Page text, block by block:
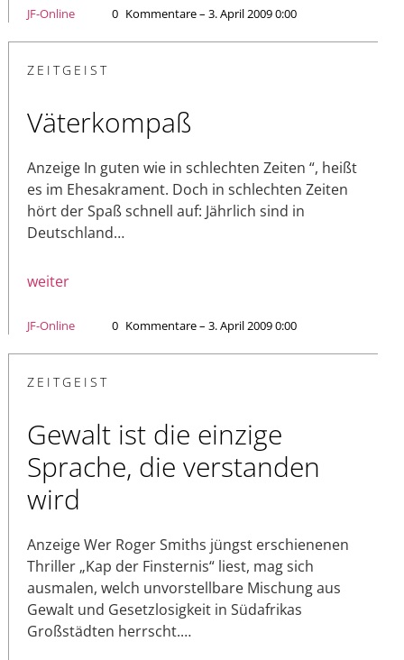
JF-Online 0 Kommentare – 3. April 2009 0:00
ZEITGEIST
Väterkompaß
Anzeige In guten wie in schlechten Zeiten “, heißt
es im Ehesakrament. Doch in schlechten Zeiten
hört der Spaß schnell auf: Jährlich sind in
Deutschland…
weiter
JF-Online 0 Kommentare – 3. April 2009 0:00
ZEITGEIST
Gewalt ist die einzige
Sprache, die verstanden
wird
Anzeige Wer Roger Smiths jüngst erschienenen
Thriller „Kap der Finsternis“ liest, mag sich
ausmalen, welch unvorstellbare Mischung aus
Gewalt und Gesetzlosigkeit in Südafrikas
Großstädten herrscht.…